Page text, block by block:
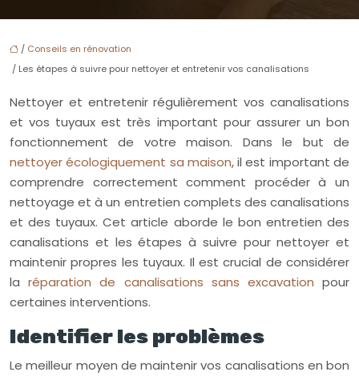
/ Conseils en rénovation
/ Les étapes à suivre pour nettoyer et entretenir vos canalisations
Nettoyer et entretenir régulièrement vos canalisations
et vos tuyaux est très important pour assurer un bon
fonctionnement de votre maison. Dans le but de
nettoyer écologiquement sa maison, il est important de
comprendre correctement comment procéder à un
nettoyage et à un entretien complets des canalisations
et des tuyaux. Cet article aborde le bon entretien des
canalisations et les étapes à suivre pour nettoyer et
maintenir propres les tuyaux. Il est crucial de considérer
laréparation de canalisations sans excavation pour
certaines interventions.
Identifier les problèmes
Le meilleur moyen de maintenir vos canalisations en bon